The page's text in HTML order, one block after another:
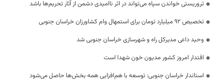
تروریستی خواندن سپاه می‌تواند در اثر ناامیدی دشمن از آثار تحریم‌ها باشد
تخصیص ۹۲ میلیارد تومان برای استمهال وام کشاورزان خراسان جنوبی
وحید داعی مدیرکل راه و شهرسازی خراسان جنوبی شد
اقتدار امروز کشور مدیون خون شهدا است
استاندار خراسان جنوبی: توسعه با هم‌افزایی همه بخش‌ها حاصل می‌شود